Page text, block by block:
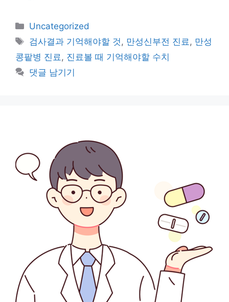
카
테
리
Uncategorized
태
그
검사결과 기억해야할 것, 만성신부전 진료, 만성
콩팥병 진료, 진료볼 때 기억해야할 수치
댓글 남기기